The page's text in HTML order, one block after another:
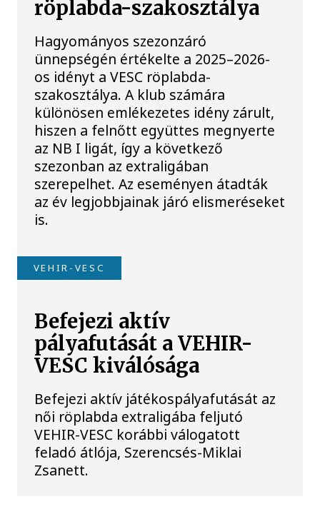
röplabda-szakosztálya
Hagyományos szezonzáró
ünnepségén értékelte a 2025–2026-
os idényt a VESC röplabda-
szakosztálya. A klub számára
különösen emlékezetes idény zárult,
hiszen a felnőtt együttes megnyerte
az NB I ligát, így a következő
szezonban az extraligában
szerepelhet. Az eseményen átadták
az év legjobbjainak járó elismeréseket
is.
VEHIR-VESC
Befejezi aktív
pályafutását a VEHIR-
VESC kiválósága
Befejezi aktív játékospályafutását az
női röplabda extraligába feljutó
VEHIR-VESC korábbi válogatott
feladó átlója, Szerencsés-Miklai
Zsanett.